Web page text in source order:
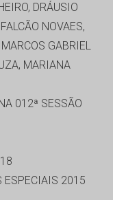
DRÁUSIO
NOVAES,
GABRIEL
MARIANA
012ª SESSÃO
2015